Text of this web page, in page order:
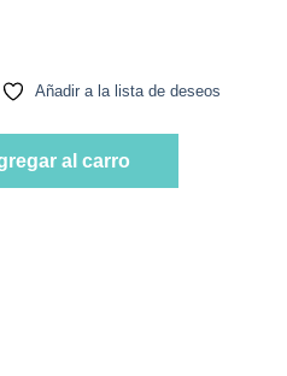
Añadir a la lista de deseos
al carro